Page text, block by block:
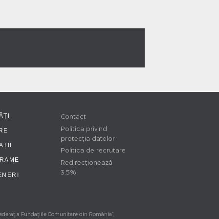
Contact
Politica privind
protecția datelor
Politica de recrutare
Redirecționează
3.5%
Fundațiile Comunitare din România”,